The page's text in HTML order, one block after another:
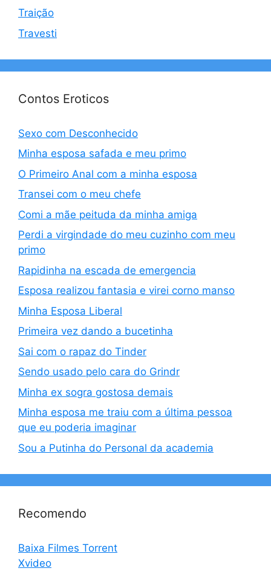
Traição
Travesti
Contos Eroticos
Sexo com Desconhecido
Minha esposa safada e meu primo
O Primeiro Anal com a minha esposa
Transei com o meu chefe
Comi a mãe peituda da minha amiga
Perdi a virgindade do meu cuzinho com meu
primo
Rapidinha na escada de emergencia
Esposa realizou fantasia e virei corno manso
Minha Esposa Liberal
Primeira vez dando a bucetinha
Sai com o rapaz do Tinder
Sendo usado pelo cara do Grindr
Minha ex sogra gostosa demais
Minha esposa me traiu com a última pessoa
que eu poderia imaginar
Sou a Putinha do Personal da academia
Recomendo
Baixa Filmes Torrent
Xvideo